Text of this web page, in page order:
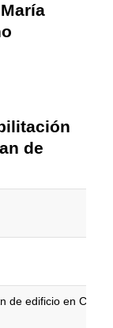
de
de edificio en Calle